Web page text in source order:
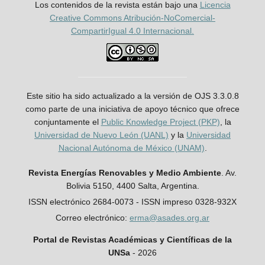
Los contenidos de la revista están bajo una Licencia
Creative Commons Atribución-NoComercial-
CompartirIgual 4.0 Internacional.
Este sitio ha sido actualizado a la versión de OJS 3.3.0.8
como parte de una iniciativa de apoyo técnico que ofrece
conjuntamente el Public Knowledge Project (PKP) , la
Universidad de Nuevo León (UANL) y la Universidad
Nacional Autónoma de México (UNAM)
Revista Energías Renovables y Medio Ambiente . Av.
Bolivia 5150, 4400 Salta, Argentina.
ISSN electrónico 2684-0073 - ISSN impreso 0328-932X
Correo electrónico: erma@asades.org.ar
Portal de Revistas Académicas y Científicas de la
UNSa - 2026